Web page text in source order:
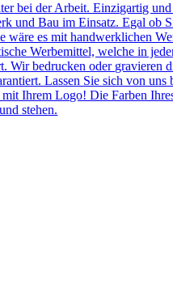
bei der Arbeit. Einzigartig
und Bau im Einsatz. Egal ob
es mit handwerklichen
Werbemittel, welche in
Wir bedrucken oder gravieren
Lassen Sie sich von
Ihrem Logo! Die Farben
stehen.